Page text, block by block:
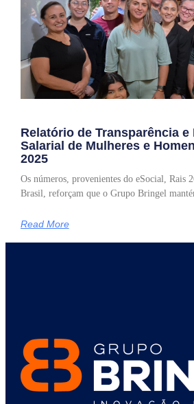
Relatório de Transparência e
Salarial de Mulheres e
2025
Os números, provenientes do eSocial, Rais
Brasil, reforçam que o Grupo Bringel
Read More